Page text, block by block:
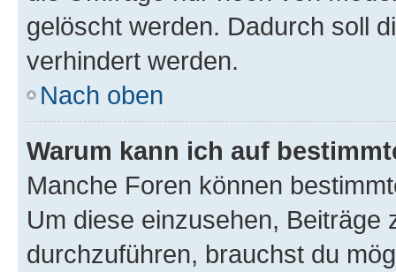
gelöscht werden. Dadurch soll
verhindert werden.
Nach oben
Warum kann ich auf
Manche Foren können
Um diese einzusehen, Beiträge
durchzuführen, brauchst du